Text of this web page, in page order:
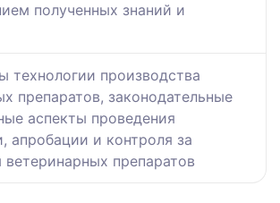
полученных знаний и
технологии производства
препаратов, законодательные
аспекты проведения
апробации и контроля за
препаратов